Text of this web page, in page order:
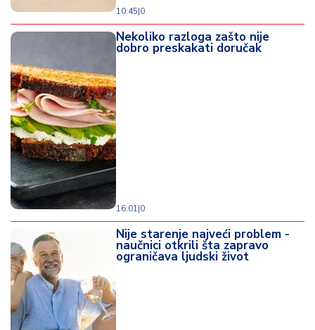
10:45|0
Nekoliko razloga zašto nije
dobro preskakati doručak
16:01|0
Nije starenje najveći problem -
naučnici otkrili šta zapravo
ograničava ljudski život